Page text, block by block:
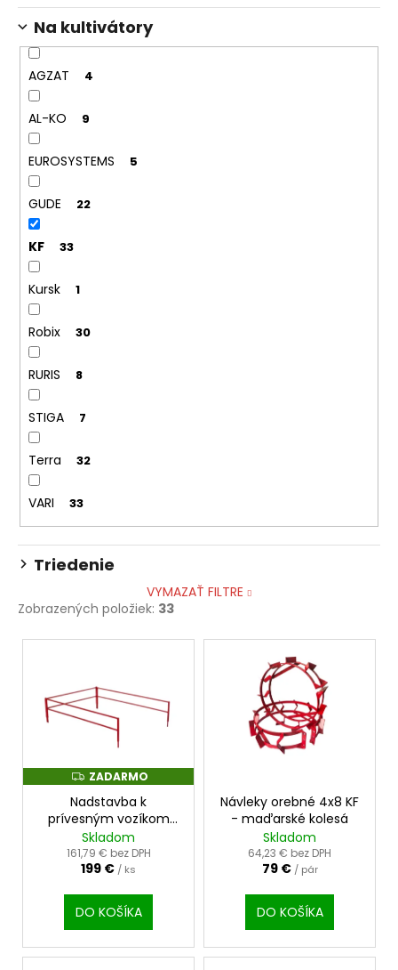
Na kultivátory
AGZAT 4
AL-KO 9
EUROSYSTEMS 5
GUDE 22
KF 33
Kursk 1
Robix 30
RURIS 8
STIGA 7
Terra 32
VARI 33
Triedenie
VYMAZAŤ FILTRE
Zobrazených položiek: 33
V
p
r
v
Z
A
D
R
M
O
ZADARMO
Nadstavba k
prívesným vozíkom
PVT
Skladom
161,79 € bez DPH
199 € / ks
DO KOŠÍKA
Návleky orebné 4x8 KF
- maďarské kolesá
Skladom
64,23 € bez DPH
79 € / pár
DO KOŠÍKA